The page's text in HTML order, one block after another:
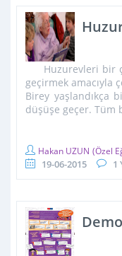
Huzurevleri bir
geçirmek amacıyla
Birey yaşlandıkça
düşüşe geçer. Tüm
Hakan UZUN (Özel
19-06-2015 1